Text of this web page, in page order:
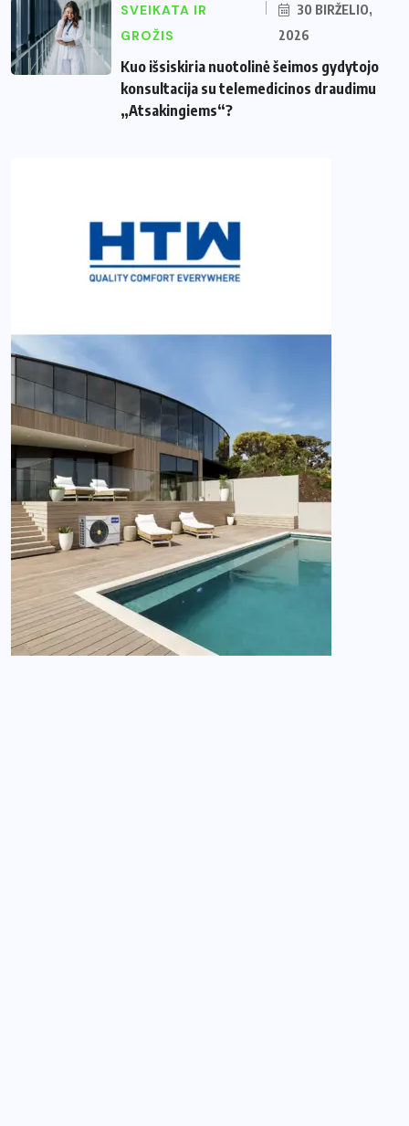
SVEIKATA IR
GROŽIS
30 BIRŽELIO,
2026
Kuo išsiskiria nuotolinė šeimos gydytojo
konsultacija su telemedicinos draudimu
„Atsakingiems“?